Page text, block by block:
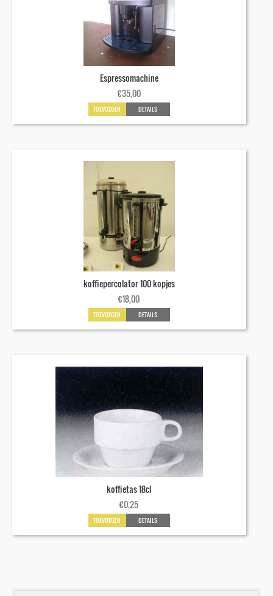
Espressomachine
€35,00
TOEVOEGEN DETAILS
koffiepercolator 100 kopjes
€18,00
TOEVOEGEN DETAILS
koffietas 18cl
€0,25
TOEVOEGEN DETAILS